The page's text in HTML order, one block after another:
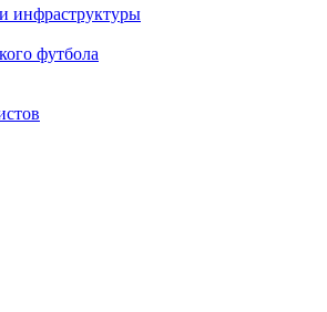
инфраструктуры
футбола